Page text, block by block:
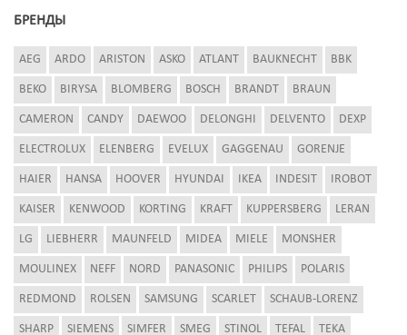
БРЕНДЫ
AEG ARDO ARISTON ASKO ATLANT BAUKNECHT BBK
BEKO BIRYSA BLOMBERG BOSCH BRANDT BRAUN
CAMERON CANDY DAEWOO DELONGHI DELVENTO DEXP
ELECTROLUX ELENBERG EVELUX GAGGENAU GORENJE
HAIER HANSA HOOVER HYUNDAI IKEA INDESIT IROBOT
KAISER KENWOOD KORTING KRAFT KUPPERSBERG LERAN
LG LIEBHERR MAUNFELD MIDEA MIELE MONSHER
MOULINEX NEFF NORD PANASONIC PHILIPS POLARIS
REDMOND ROLSEN SAMSUNG SCARLET SCHAUB-LORENZ
SHARP SIEMENS SIMFER SMEG STINOL TEFAL TEKA